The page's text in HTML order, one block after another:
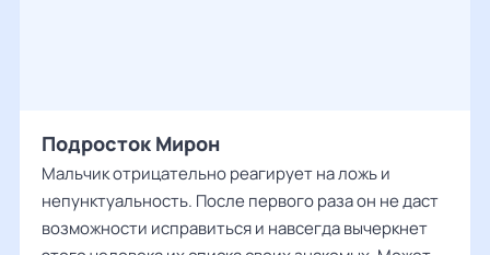
Подросток Мирон
Мальчик отрицательно реагирует на ложь и
непунктуальность. После первого раза он не даст
возможности исправиться и навсегда вычеркнет